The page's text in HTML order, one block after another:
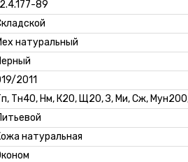
89
натуральный
2011
Тн40, Нм, К20, Щ20, З, Ми, Сж,
натуральная